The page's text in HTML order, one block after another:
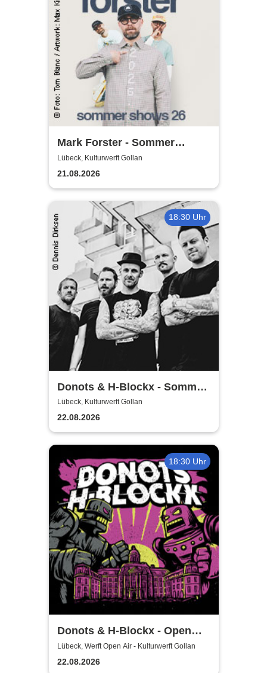
Mark Forster - Sommer
Shows 2026
Lübeck, Kulturwerft Gollan
21.08.2026
18:30 Uhr
Donots & H-Blockx - Sommer
Shows 2026
Lübeck, Kulturwerft Gollan
22.08.2026
18:30 Uhr
Donots & H-Blockx - Open
Airs 2026
Lübeck, Werft Open Air - Kulturwerft Gollan
22.08.2026